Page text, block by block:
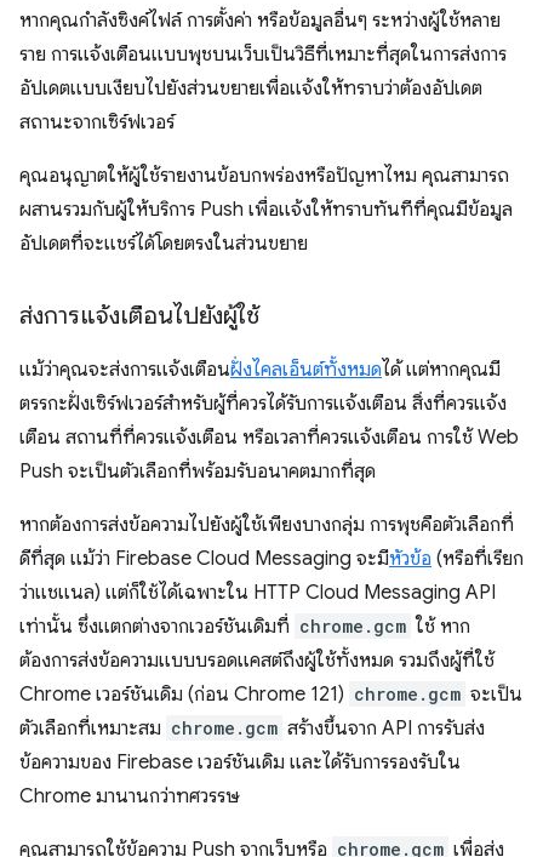
หากคุณกำลังซิงค์ไฟล์ การตั้งค่า หรือข้อมูลอื่นๆ ระหว่างผู้ใช้หลาย
ราย การแจ้งเตือนแบบพุชบนเว็บเป็นวิธีที่เหมาะที่สุดในการส่งการ
อัปเดตแบบเงียบไปยังส่วนขยายเพื่อแจ้งให้ทราบว่าต้องอัปเดต
สถานะจากเซิร์ฟเวอร์
คุณอนุญาตให้ผู้ใช้รายงานข้อบกพร่องหรือปัญหาไหม คุณสามารถ
ผสานรวมกับผู้ให้บริการ Push เพื่อแจ้งให้ทราบทันทีที่คุณมีข้อมูล
อัปเดตที่จะแชร์ได้โดยตรงในส่วนขยาย
ส่งการแจ้งเตือนไปยังผู้ใช้
แม้ว่าคุณจะส่งการแจ้งเตือนฝั่งไคลเอ็นต์ทั้งหมดได้ แต่หากคุณมี
ตรรกะฝั่งเซิร์ฟเวอร์สำหรับผู้ที่ควรได้รับการแจ้งเตือน สิ่งที่ควรแจ้ง
เตือน สถานที่ที่ควรแจ้งเตือน หรือเวลาที่ควรแจ้งเตือน การใช้ Web
Push จะเป็นตัวเลือกที่พร้อมรับอนาคตมากที่สุด
หากต้องการส่งข้อความไปยังผู้ใช้เพียงบางกลุ่ม การพุชคือตัวเลือกที่
ดีที่สุด แม้ว่า Firebase Cloud Messaging จะมีหัวข้อ (หรือที่เรียก
ว่าแชแนล) แต่ก็ใช้ได้เฉพาะใน HTTP Cloud Messaging API
เท่านั้น ซึ่งแตกต่างจากเวอร์ชันเดิมที่ chrome.gcm ใช้ หาก
ต้องการส่งข้อความแบบบรอดแคสต์ถึงผู้ใช้ทั้งหมด รวมถึงผู้ที่ใช้
Chrome เวอร์ชันเดิม (ก่อน Chrome 121) chrome.gcm จะเป็น
ตัวเลือกที่เหมาะสม chrome.gcm สร้างขึ้นจาก API การรับส่ง
ข้อความของ Firebase เวอร์ชันเดิม และได้รับการรองรับใน
Chrome มานานกว่าทศวรรษ
คุณสามารถใช้ข้อความ Push จากเว็บหรือ chrome.gcm เพื่อส่ง